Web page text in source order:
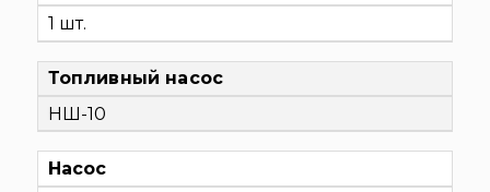
1 шт.
Топливный насос
НШ-10
Насос